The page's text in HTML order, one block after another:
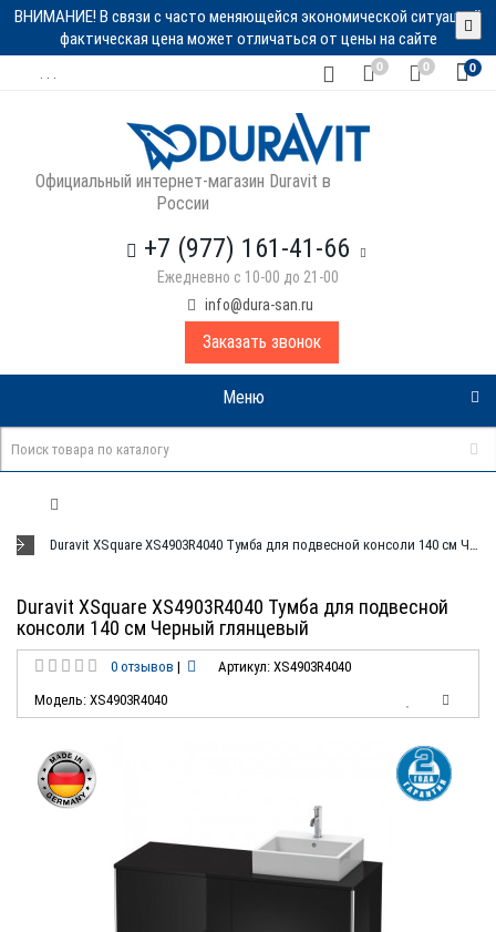
ВНИМАНИЕ! В связи с часто меняющейся экономической ситуацией
фактическая цена может отличаться от цены на сайте
0 0 0
Официальный интернет-магазин Duravit в
России
+7 (977) 161-41-66
Ежедневно с 10-00 до 21-00
info@dura-san.ru
Заказать звонок
Меню
Duravit XSquare XS4903R4040 Тумба для подвесной консоли 140 см Черный глянцевый
Duravit XSquare XS4903R4040 Тумба для подвесной
консоли 140 см Черный глянцевый
0 отзывов |
Артикул: XS4903R4040
Модель: XS4903R4040